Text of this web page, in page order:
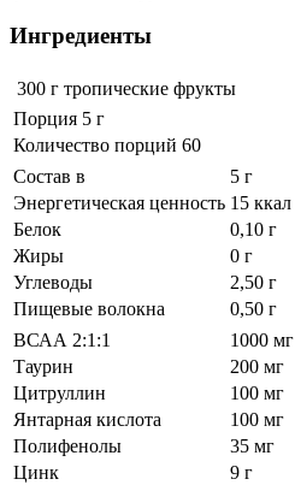
Ингредиенты
300 г тропические фрукты
Порция 5 г
Количество порций 60
Состав в
5 г
Энергетическая ценность 15 ккал
Белок
0,10 г
Жиры
0 г
Углеводы
2,50 г
Пищевые волокна
0,50 г
ВСАА 2:1:1
1000 мг
Таурин
200 мг
Цитруллин
100 мг
Янтарная кислота
100 мг
Полифенолы
35 мг
Цинк
9 г